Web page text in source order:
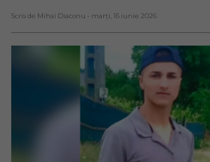
Scris de Mihai Diaconu - marți, 16 iunie 2026